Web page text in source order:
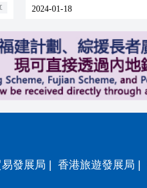
2024-01-18
發展局 香港旅遊發展局